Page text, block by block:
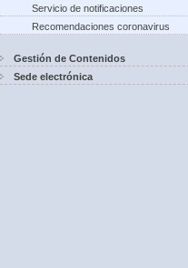
Servicio de notificaciones
Recomendaciones coronavirus
Gestión de Contenidos
Sede electrónica